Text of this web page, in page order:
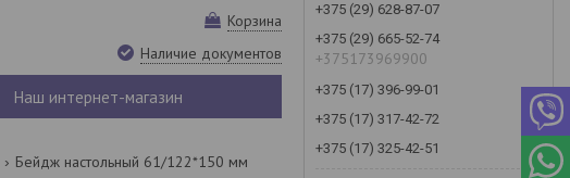
Корзина
Наличие документов
Наш интернет-магазин
Бейдж настольный 61/122*150 мм
+375 (29) 628-87-07
+375 (29) 665-52-74
+375173969900
+375 (17) 396-99-01
+375 (17) 317-42-72
+375 (17) 325-42-51